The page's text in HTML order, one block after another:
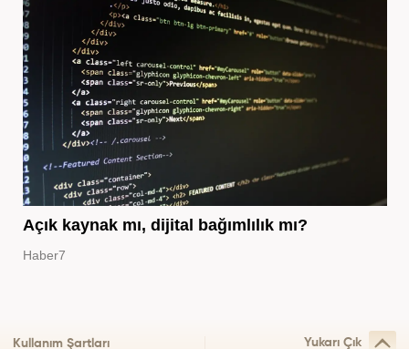
Açık kaynak mı, dijital bağımlılık mı?
Haber7
Kullanım Şartları Yukarı Çık